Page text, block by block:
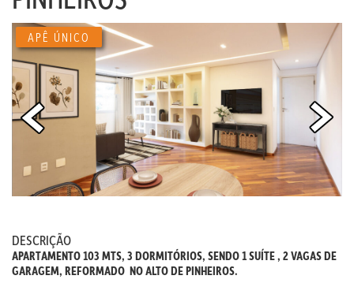
APÊ ÚNICO
DESCRIÇÃO
APARTAMENTO 103 MTS, 3 DORMITÓRIOS, SENDO 1 SUÍTE , 2 VAGAS DE
GARAGEM, REFORMADO NO ALTO DE PINHEIROS.